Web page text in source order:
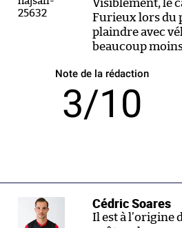
Visiblement, le
Furieux lors du
plaindre avec
beaucoup
Note de la rédaction
3/10
Cédric Soares
Il est à l’origine